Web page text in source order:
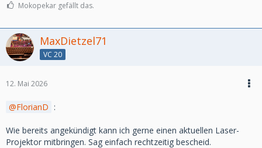
Mokopekar gefällt das.
MaxDietzel71
VC 20
12. Mai 2026
FlorianD :
Wie bereits angekündigt kann ich gerne einen aktuellen Laser-
Projektor mitbringen. Sag einfach rechtzeitig bescheid.